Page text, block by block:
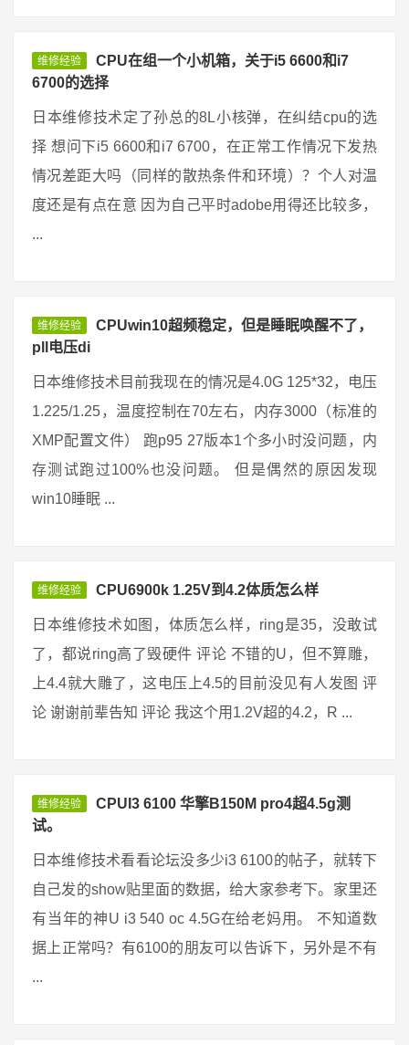
维修经验
CPU在组一个小机箱，关于i5 6600和i7
6700的选择
日本维修技术定了孙总的8L小核弹，在纠结cpu的选
择 想问下i5 6600和i7 6700，在正常工作情况下发热
情况差距大吗（同样的散热条件和环境）？个人对温
度还是有点在意 因为自己平时adobe用得还比较多，
...
维修经验
CPUwin10超频稳定，但是睡眠唤醒不了，
pll电压di
日本维修技术目前我现在的情况是4.0G 125*32，电压
1.225/1.25，温度控制在70左右，内存3000（标准的
XMP配置文件） 跑p95 27版本1个多小时没问题，内
存测试跑过100%也没问题。 但是偶然的原因发现
win10睡眠 ...
维修经验 CPU6900k 1.25V到4.2体质怎么样
日本维修技术如图，体质怎么样，ring是35，没敢试
了，都说ring高了毁硬件 评论 不错的U，但不算雕，
上4.4就大雕了，这电压上4.5的目前没见有人发图 评
论 谢谢前辈告知 评论 我这个用1.2V超的4.2，R ...
维修经验
CPUI3 6100 华擎B150M pro4超4.5g测
试。
日本维修技术看看论坛没多少i3 6100的帖子，就转下
自己发的show贴里面的数据，给大家参考下。家里还
有当年的神U i3 540 oc 4.5G在给老妈用。 不知道数
据上正常吗？有6100的朋友可以告诉下，另外是不有
...